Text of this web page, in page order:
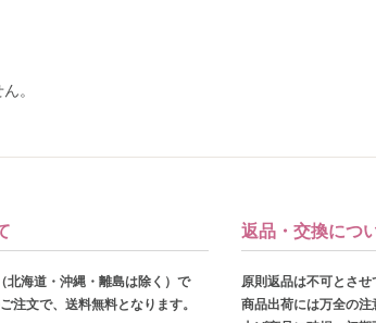
。
北海道・沖縄・離島は除く）で
注文で、送料無料となります。
返品・交換につ
原則返品は不可とさせ
商品出荷には万全の